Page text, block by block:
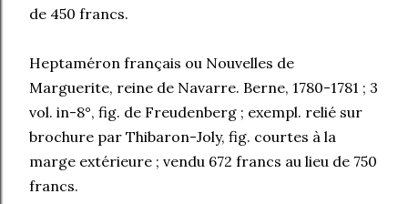
de 450 francs.
Heptaméron français ou Nouvelles de
Marguerite, reine de Navarre. Berne, 1780-1781 ; 3
vol. in-8°, fig. de Freudenberg ; exempl. relié sur
brochure par Thibaron-Joly, fig. courtes à la
marge extérieure ; vendu 672 francs au lieu de 750
francs.